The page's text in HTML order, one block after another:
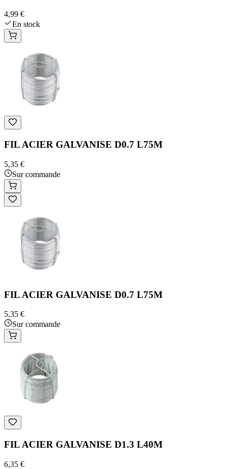
4,99 €
En stock
FIL ACIER GALVANISE D0.7 L75M
5,35 €
Sur commande
FIL ACIER GALVANISE D0.7 L75M
5,35 €
Sur commande
FIL ACIER GALVANISE D1.3 L40M
6,35 €